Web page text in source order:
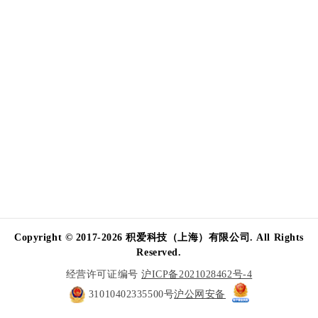
Copyright © 2017-2026 积爱科技（上海）有限公司. All Rights
Reserved.
经营许可证编号沪ICP备2021028462号-4
31010402335500号沪公网安备